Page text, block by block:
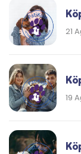
21
19